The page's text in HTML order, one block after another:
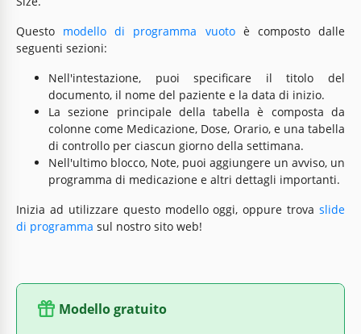
Questo modello di programma vuotoè composto dalle
seguenti sezioni:
Nell'intestazione, puoi specificare il titolo del
documento, il nome del paziente e la data di inizio.
La sezione principale della tabella è composta da
colonne come Medicazione, Dose, Orario, e una tabella
di controllo per ciascun giorno della settimana.
Nell'ultimo blocco, Note, puoi aggiungere un avviso, un
programma di medicazione e altri dettagli importanti.
Inizia ad utilizzare questo modello oggi, oppure trova slide
di programma sul nostro sito web!
Modello gratuito